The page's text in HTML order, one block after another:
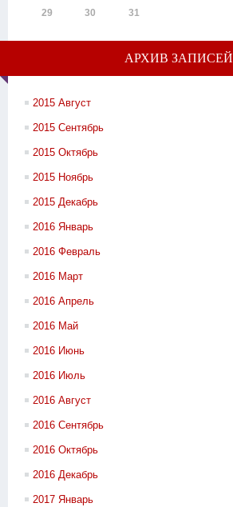
29 30 31
АРХИВ ЗАПИСЕЙ
2015 Август
2015 Сентябрь
2015 Октябрь
2015 Ноябрь
2015 Декабрь
2016 Январь
2016 Февраль
2016 Март
2016 Апрель
2016 Май
2016 Июнь
2016 Июль
2016 Август
2016 Сентябрь
2016 Октябрь
2016 Декабрь
2017 Январь